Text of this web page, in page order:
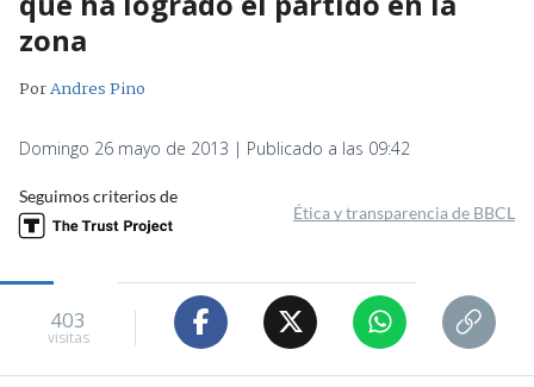
zona
PorAndres Pino
Domingo 26 mayo de 2013 | Publicado a las 09:42
Seguimos criterios de
Ética y transparencia de BBCL
403
visitas